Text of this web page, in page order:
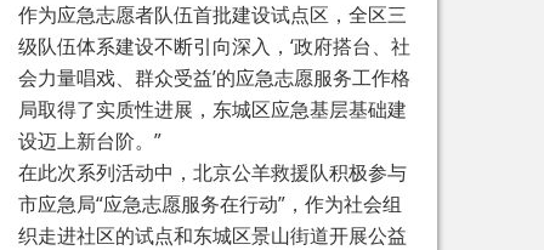
作为应急志愿者队伍首批建设试点区，全区三
级队伍体系建设不断引向深入，‘政府搭台、社
会力量唱戏、群众受益’的应急志愿服务工作格
局取得了实质性进展，东城区应急基层基础建
设迈上新台阶。”
在此次系列活动中，北京公羊救援队积极参与
市应急局“应急志愿服务在行动”，作为社会组
织走进社区的试点和东城区景山街道开展公益